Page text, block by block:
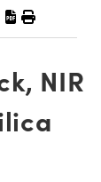
NIR